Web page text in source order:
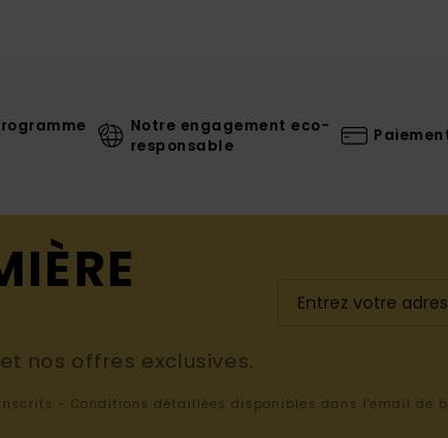
Notre engagement eco-
responsable
nos offres exclusives.
- Conditions détaillées disponibles dans l'email de